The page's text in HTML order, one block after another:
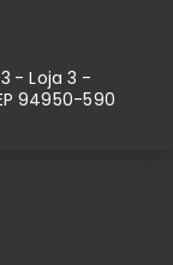
- Loja 3 -
94950-590